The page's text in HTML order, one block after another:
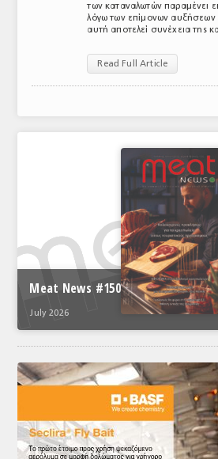
ΕΥΡΩΠΑΪΚΕΣ ΑΠΟΦΑΣΕΙΣ
ΥΠΗΡΕΣΙΕΣ
ΕΜΠΟΡΙΚΟΙ ΑΝΤΙΠΡΟΣΩΠΟΙ
ΕΥΡΩΠΑΪΚΗ ΝΟΜΟΘΕΣΙΑ
ΤΟ ΠΕΡΙΟΔΙΚΟ
Profile
των καταναλωτών παραμένει
λόγω των επίμονων
αυτή αποτελεί συνέχεια της
Read Full Article
Meat News #150
July 2026